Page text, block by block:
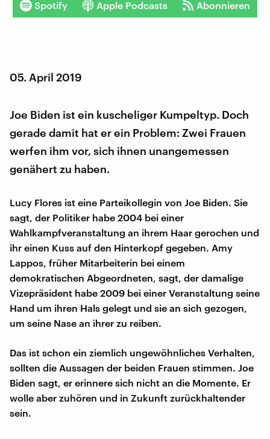
Spotify Apple Podcasts Abonnieren
05. April 2019
Joe Biden ist ein kuscheliger Kumpeltyp. Doch
gerade damit hat er ein Problem: Zwei Frauen
werfen ihm vor, sich ihnen unangemessen
genähert zu haben.
Lucy Flores ist eine Parteikollegin von Joe Biden. Sie
sagt, der Politiker habe 2004 bei einer
Wahlkampfveranstaltung an ihrem Haar gerochen und
ihr einen Kuss auf den Hinterkopf gegeben. Amy
Lappos, früher Mitarbeiterin bei einem
demokratischen Abgeordneten, sagt, der damalige
Vizepräsident habe 2009 bei einer Veranstaltung seine
Hand um ihren Hals gelegt und sie an sich gezogen,
um seine Nase an ihrer zu reiben.
Das ist schon ein ziemlich ungewöhnliches Verhalten,
sollten die Aussagen der beiden Frauen stimmen. Joe
Biden sagt, er erinnere sich nicht an die Momente. Er
wolle aber zuhören und in Zukunft zurückhaltender
sein.